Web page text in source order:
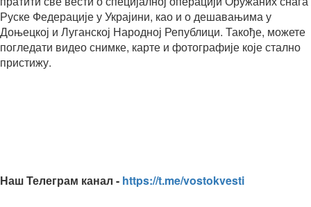
Руске Федерације у Украјини, као и о дешавањима у
Доњецкој и Луганској Народној Републици. Такође, можете
погледати видео снимке, карте и фотографије које стално
пристижу.
Наш Телеграм канал - https://t.me/vostokvesti